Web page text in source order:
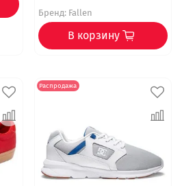
Бренд:Fallen
В корзину
Распродажа